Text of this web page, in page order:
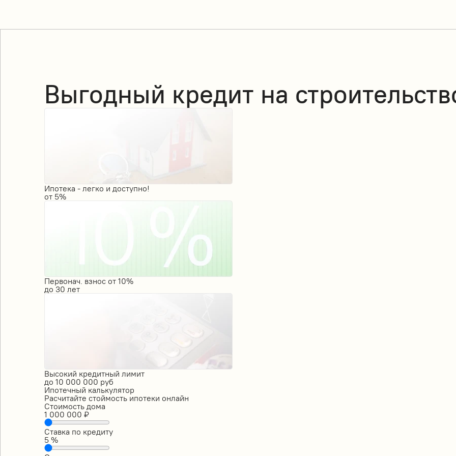
Выгодный кредит на
Ипотека - легко и доступно!
от 5%
Первонач. взнос от 10%
до 30 лет
Высокий кредитный лимит
до 10 000 000 руб
Ипотечный калькулятор
Расчитайте стоймость ипотеки онлайн
Стоимость дома
1 000 000 ₽
Ставка по кредиту
5 %